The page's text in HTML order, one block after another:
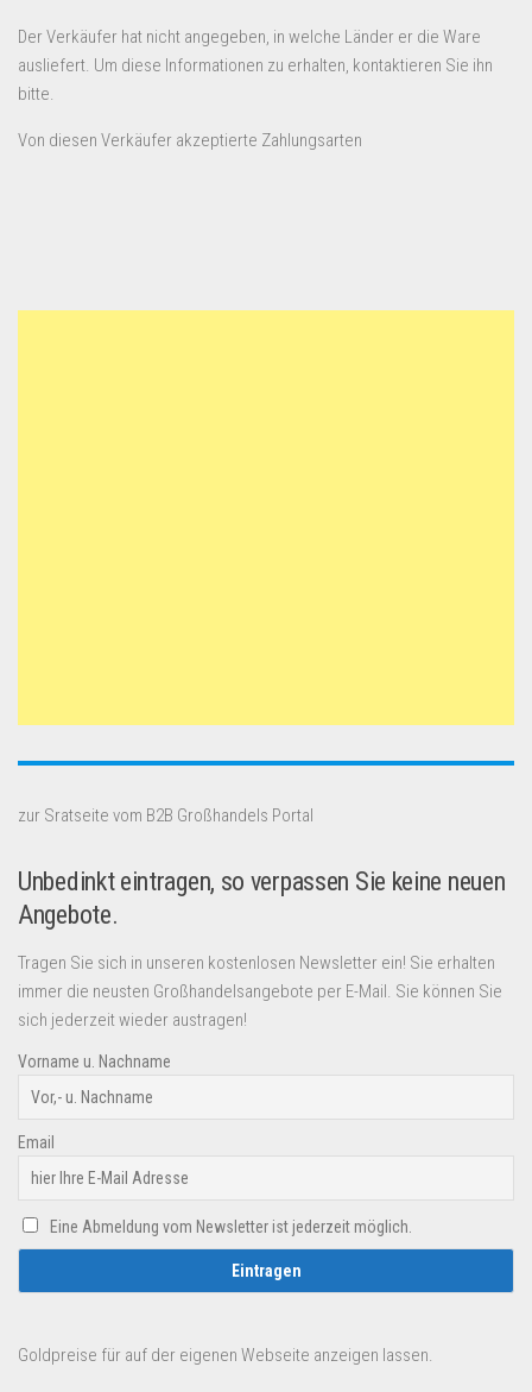
Der Verkäufer hat nicht angegeben, in welche Länder er die Ware
ausliefert. Um diese Informationen zu erhalten, kontaktieren Sie ihn
bitte.
Von diesen Verkäufer akzeptierte Zahlungsarten
zur Sratseite vom B2B Großhandels Portal
Unbedinkt eintragen, so verpassen Sie keine neuen
Angebote.
Tragen Sie sich in unseren kostenlosen Newsletter ein! Sie erhalten
immer die neusten Großhandelsangebote per E-Mail. Sie können Sie
sich jederzeit wieder austragen!
Vorname u. Nachname
Email
Eine Abmeldung vom Newsletter ist jederzeit möglich.
Goldpreise für auf der eigenen Webseite anzeigen lassen.